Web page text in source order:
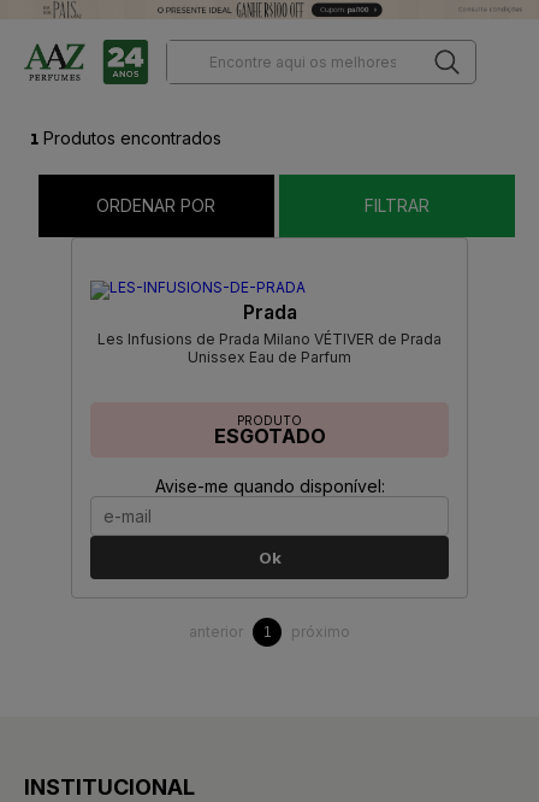
1 Produtos encontrados
ORDENAR POR FILTRAR
Prada
Les Infusions de Prada Milano VÉTIVER de Prada
Unissex Eau de Parfum
PRODUTO
ESGOTADO
Avise-me quando disponível:
Ok
anterior 1 próximo
INSTITUCIONAL